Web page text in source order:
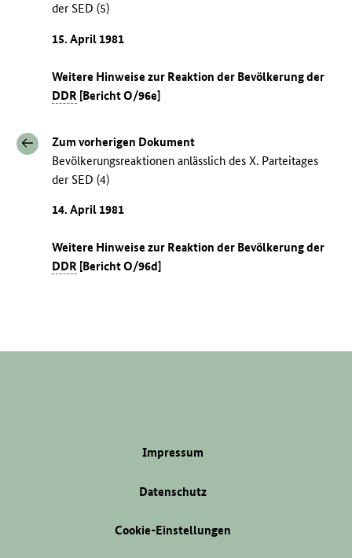
der SED (5)
15. April 1981
Weitere Hinweise zur Reaktion der Bevölkerung der
DDR [Bericht O/96e]
Zum vorherigen Dokument
Bevölkerungsreaktionen anlässlich des X. Parteitages
der SED (4)
14. April 1981
Weitere Hinweise zur Reaktion der Bevölkerung der
DDR [Bericht O/96d]
Impressum
Datenschutz
Cookie-Einstellungen